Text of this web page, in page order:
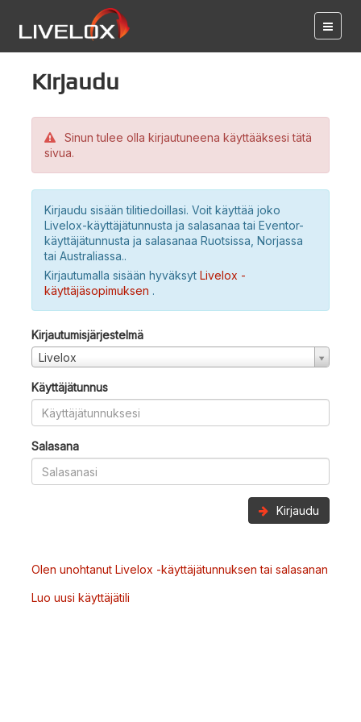
Kirjaudu
Sinun tulee olla kirjautuneena käyttääksesi tätä
sivua.
Kirjaudu sisään tilitiedoillasi. Voit käyttää joko
Livelox-käyttäjätunnusta ja salasanaa tai Eventor-
käyttäjätunnusta ja salasanaa Ruotsissa, Norjassa
tai Australiassa..
Kirjautumalla sisään hyväksyt Livelox -
käyttäjäsopimuksen .
Kirjautumisjärjestelmä
Livelox
Käyttäjätunnus
Salasana
Kirjaudu
Olen unohtanut Livelox -käyttäjätunnuksen tai salasanan
Luo uusi käyttäjätili